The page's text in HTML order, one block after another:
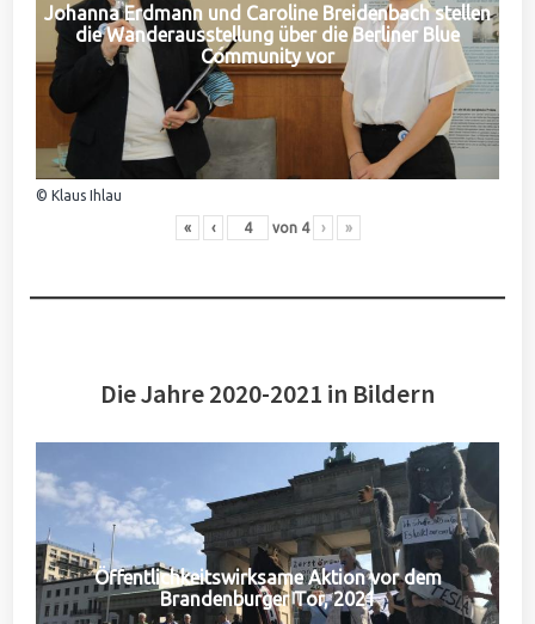
Johanna Erdmann und Caroline Breidenbach stellen
die Wanderausstellung über die Berliner Blue
Community vor
© Klaus Ihlau
« ‹ von 4 › »
Die Jahre 2020-2021 in Bildern
Öffentlichkeitswirksame Aktion vor dem
Brandenburger Tor, 2021